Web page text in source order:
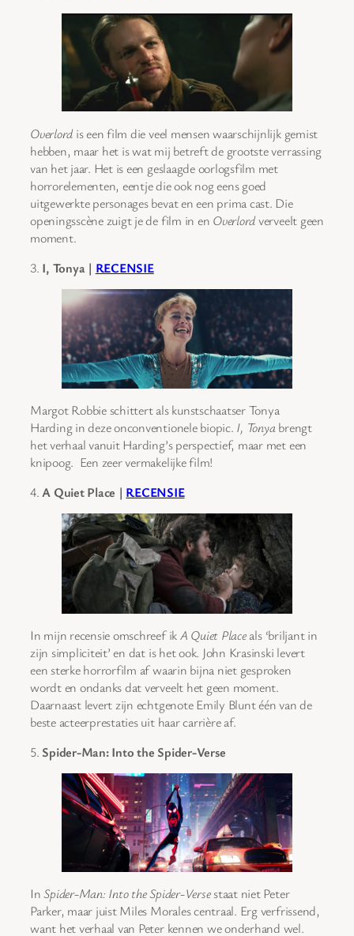
Overlordis een film die veel mensen waarschijnlijk gemist
hebben, maar het is wat mij betreft de grootste verrassing
van het jaar. Het is een geslaagde oorlogsfilm met
horrorelementen, eentje die ook nog eens goed
uitgewerkte personages bevat en een prima cast. Die
openingsscène zuigt je de film in en Overlordverveelt geen
moment.
3. I, Tonya | RECENSIE
Margot Robbie schittert als kunstschaatser Tonya
Harding in deze onconventionele biopic. I, Tonyabrengt
het verhaal vanuit Harding’s perspectief, maar met een
knipoog. Een zeer vermakelijke film!
4.A Quiet Place | RECENSIE
In mijn recensie omschreef ikA Quiet Placeals ‘briljant in
zijn simpliciteit’ en dat is het ook. John Krasinski levert
een sterke horrorfilm af waarin bijna niet gesproken
wordt en ondanks dat verveelt het geen moment.
Daarnaast levert zijn echtgenote Emily Blunt één van de
beste acteerprestaties uit haar carrière af.
5. Spider-Man: Into the Spider-Verse
InSpider-Man: Into the Spider-Versestaat niet Peter
Parker, maar juist Miles Morales centraal. Erg verfrissend,
want het verhaal van Peter kennen we onderhand wel.